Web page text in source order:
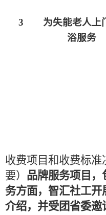
3
为失能老人上
浴服务
收费项目和收费标准
要） 品牌服务项目，
务方面，智汇社工
介绍，并受团省委邀